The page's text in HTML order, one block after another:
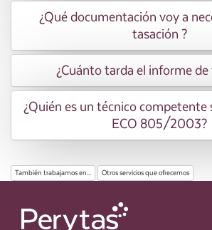
¿Qué documentación voy a
tasación ?
¿Cuánto tarda el informe de
¿Quién es un técnico competente
ECO 805/2003?
También trabajamos en... Otros servicios que ofrecemos